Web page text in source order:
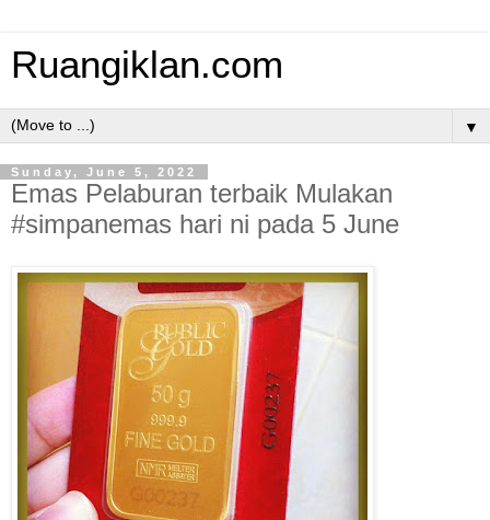
Ruangiklan.com
▼
Sunday, June 5, 2022
Emas Pelaburan terbaik Mulakan
#simpanemas hari ni pada 5 June